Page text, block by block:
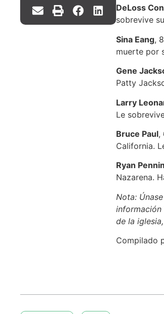
DeLoss
sobrevive
Sina Eang,
muerte por
Gene
Patty
Larry
Le
Bruce Paul,
California.
Ryan
Nazarena.
Nota:
información
de la
Compilado